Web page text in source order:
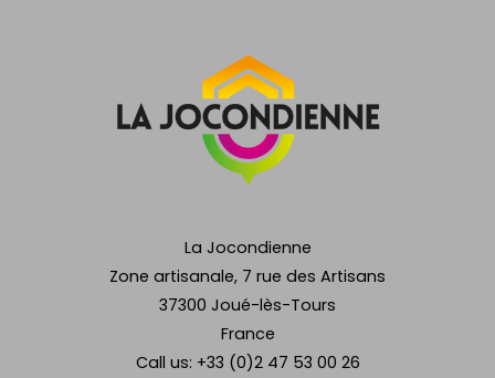
La Jocondienne
Zone artisanale, 7 rue des Artisans
37300 Joué-lès-Tours
France
Call us: +33 (0)2 47 53 00 26